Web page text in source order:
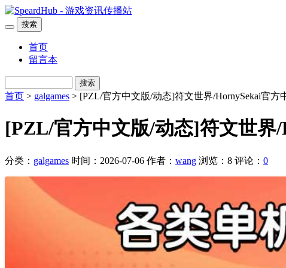
搜索
首页
留言本
搜索
首页 > galgames > [PZL/官方中文版/动态]符文世界/HornySekai官方
[PZL/官方中文版/动态]符文世
分类： galgames 时间：2026-07-06 作者： wang 浏览：8 评论： 0